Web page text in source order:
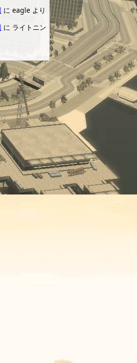
に eagle より
に ライトニン